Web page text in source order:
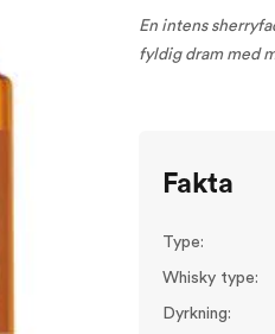
En intens
fyldig dram med
Fakta
Type:
Whisky type:
Dyrkning: